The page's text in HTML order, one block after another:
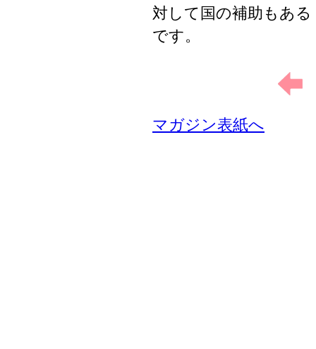
対して国の補助もあ
です。
マガジン表紙へ